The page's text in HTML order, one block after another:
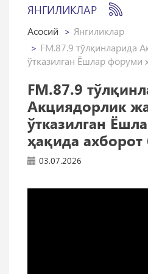
ЯНГИЛИКЛАР
Асосий
Янгиликлар
FM.87.9 тўлқинларида
ўтказилган Ёшлар форуми
FM.87.9
Акциядорлик
ўтказилган
ҳақида
03.07.2026